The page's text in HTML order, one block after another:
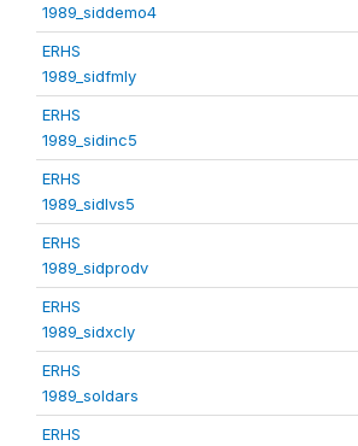
1989_siddemo4
ERHS
1989_sidfmly
ERHS
1989_sidinc5
ERHS
1989_sidlvs5
ERHS
1989_sidprodv
ERHS
1989_sidxcly
ERHS
1989_soldars
ERHS